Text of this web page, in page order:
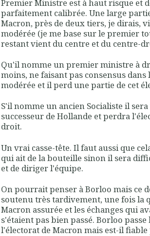
Premier Ministre est à haut risque et
parfaitement calibrée. Une large
Macron, près de deux tiers, je dirais,
modérée (je me base sur le premier
restant vient du centre et du centre-
Qu'il nomme un premier ministre à
moins, ne faisant pas consensus dans
modérée et il perd une partie de cet
S'il nomme un ancien Socialiste il
successeur de Hollande et perdra
droit.
Un vrai casse-tête. Il faut aussi que
qui ait de la bouteille sinon il sera
et de diriger l'équipe.
On pourrait penser à Borloo mais ce
soutenu très tardivement, une fois la
Macron assurée et les échanges qui
s'étaient pas bien passé. Borloo
l'électorat de Macron mais est-il